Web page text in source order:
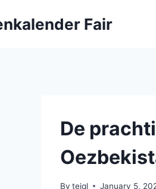
Fair
De
By teiql January 5,